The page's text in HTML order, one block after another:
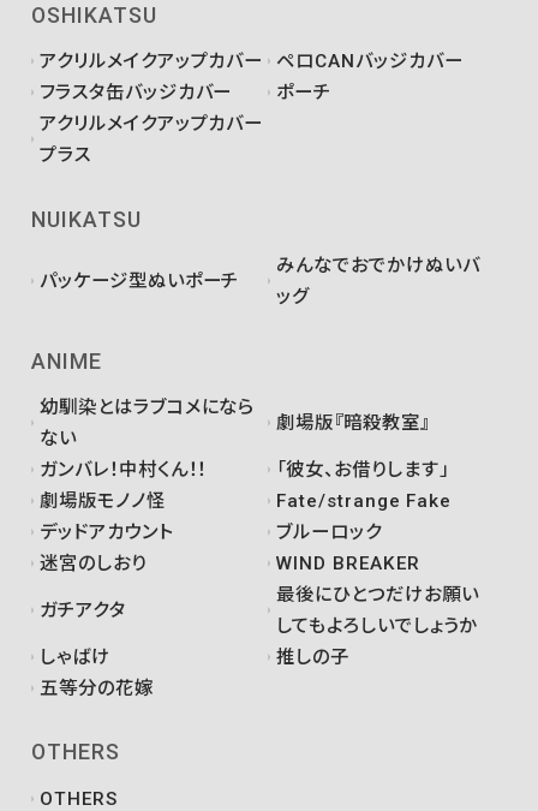
OSHIKATSU
アクリルメイクアップカバー
ペロCANバッジカバー
フラスタ缶バッジカバー
ポーチ
アクリルメイクアップカバー
プラス
NUIKATSU
パッケージ型ぬいポーチ
みんなでおでかけぬいバ
ッグ
ANIME
幼馴染とはラブコメになら
ない
劇場版『暗殺教室』
ガンバレ！中村くん！！
「彼女、お借りします」
劇場版モノノ怪
Fate/strange Fake
デッドアカウント
ブルーロック
迷宮のしおり
WIND BREAKER
ガチアクタ
最後にひとつだけお願い
してもよろしいでしょうか
しゃばけ
推しの子
五等分の花嫁
OTHERS
OTHERS